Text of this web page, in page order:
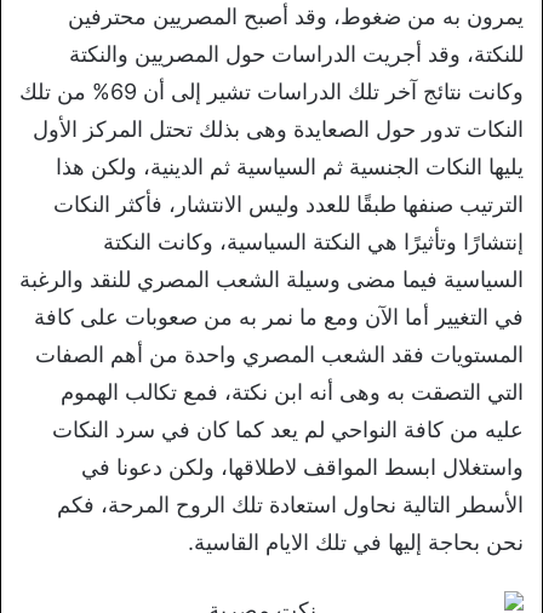
يمرون به من ضغوط، وقد أصبح المصريين محترفين
للنكتة، وقد أجريت الدراسات حول المصريين والنكتة
وكانت نتائج آخر تلك الدراسات تشير إلى أن 69% من تلك
النكات تدور حول الصعايدة وهى بذلك تحتل المركز الأول
يليها النكات الجنسية ثم السياسية ثم الدينية، ولكن هذا
الترتيب صنفها طبقًا للعدد وليس الانتشار، فأكثر النكات
إنتشارًا وتأثيرًا هي النكتة السياسية، وكانت النكتة
السياسية فيما مضى وسيلة الشعب المصري للنقد والرغبة
في التغيير أما الآن ومع ما نمر به من صعوبات على كافة
المستويات فقد الشعب المصري واحدة من أهم الصفات
التي التصقت به وهى أنه ابن نكتة، فمع تكالب الهموم
عليه من كافة النواحي لم يعد كما كان في سرد النكات
واستغلال ابسط المواقف لاطلاقها، ولكن دعونا في
الأسطر التالية نحاول استعادة تلك الروح المرحة، فكم
نحن بحاجة إليها في تلك الايام القاسية.